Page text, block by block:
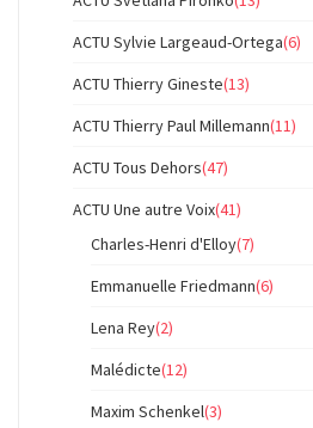
ACTU Sylvie Largeaud-Ortega(6)
ACTU Thierry Gineste(13)
ACTU Thierry Paul Millemann(11)
ACTU Tous Dehors(47)
ACTU Une autre Voix(41)
Charles-Henri d'Elloy(7)
Emmanuelle Friedmann(6)
Lena Rey(2)
Malédicte(12)
Maxim Schenkel(3)